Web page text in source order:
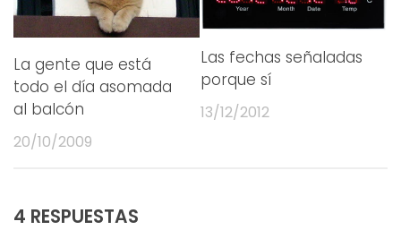
La gente que está
todo el día asomada
al balcón
20/10/2009
Las fechas señaladas
porque sí
13/12/2012
4 RESPUESTAS